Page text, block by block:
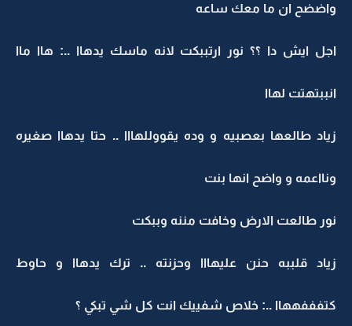
واضضح ان ما معك ساعه
اجل ايش دا ؟؟ نور ارتببكت لانه ماسك يدهاا ..: هاا ماا
انببتهتت لهاا
زياد طالعها بعصبيه و وده يقووللهااا .. حتا يدهاا صغيره
ونااعمه و واضح انها بنت
نور طالعت الارض وخافت مننه وببكت
زياد قلببه حنن عليهااا وحزنته .. ترك يدهاا و حاوط
كتفففههاا ..: خلاص شفييك انت كل شي تبكي ؟